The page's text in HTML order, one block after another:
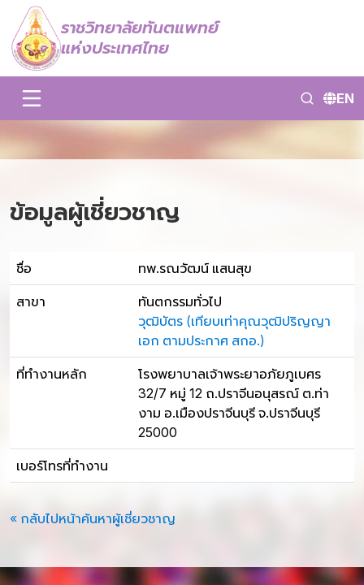
ราชวิทยาลัยทันตแพทย์
แห่งประเทศไทย
EN
ข้อมูลผู้เชี่ยวชาญ
ชื่อ ทพ.รณวัฒน์ แสนสุข
สาขา
ทันตกรรมทั่วไป
วุฒิบัตร (เทียบเท่าคุณวุฒิปริญญา
เอก ตามประกาศ สกอ.)
ที่ทำงานหลัก
โรงพยาบาลเจ้าพระยาอภัยภูเบศร
32/7 หมู่ 12 ถ.ปราจีนอนุสรณ์ ต.ท่า
งาม อ.เมืองปราจีนบุรี จ.ปราจีนบุรี
25000
เบอร์โทรที่ทำงาน
« กลับไปหน้าค้นหาผู้เชี่ยวชาญ